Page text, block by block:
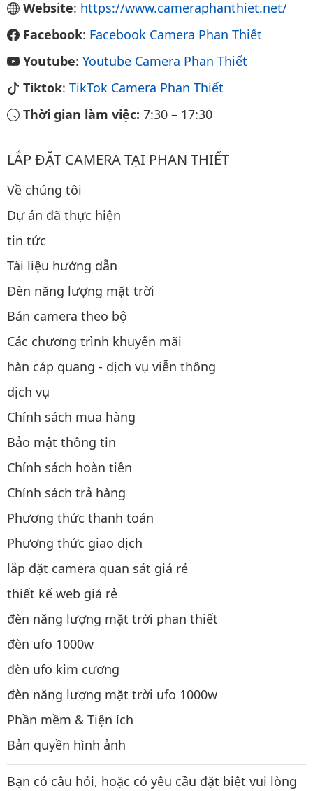
Website: https://www.cameraphanthiet.net/
Facebook: Facebook Camera Phan Thiết
Youtube: Youtube Camera Phan Thiết
Tiktok: TikTok Camera Phan Thiết
Thời gian làm việc: 7:30 – 17:30
LẮP ĐẶT CAMERA TẠI PHAN THIẾT
Về chúng tôi
Dự án đã thực hiện
tin tức
Tài liệu hướng dẫn
Đèn năng lượng mặt trời
Bán camera theo bộ
Các chương trình khuyến mãi
hàn cáp quang - dịch vụ viễn thông
dịch vụ
Chính sách mua hàng
Bảo mật thông tin
Chính sách hoàn tiền
Chính sách trả hàng
Phương thức thanh toán
Phương thức giao dịch
lắp đặt camera quan sát giá rẻ
thiết kế web giá rẻ
đèn năng lượng mặt trời phan thiết
đèn ufo 1000w
đèn ufo kim cương
đèn năng lượng mặt trời ufo 1000w
Phần mềm & Tiện ích
Bản quyền hình ảnh
Bạn có câu hỏi, hoặc có yêu cầu đặt biệt vui lòng